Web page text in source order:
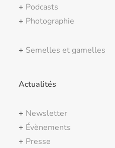
+ Podcasts
+ Photographie
+ Semelles et gamelles
Actualités
+ Newsletter
+ Évènements
+ Presse